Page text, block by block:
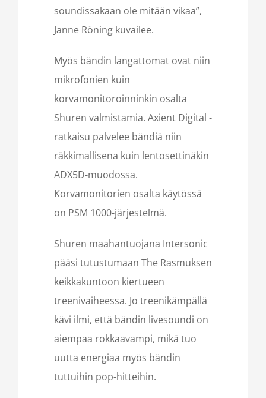
soundissakaan ole mitään vikaa”,
Janne Röning kuvailee.
Myös bändin langattomat ovat niin
mikrofonien kuin
korvamonitoroinninkin osalta
Shuren valmistamia. Axient Digital -
ratkaisu palvelee bändiä niin
räkkimallisena kuin lentosettinäkin
ADX5D-muodossa.
Korvamonitorien osalta käytössä
on PSM 1000-järjestelmä.
Shuren maahantuojana Intersonic
pääsi tutustumaan The Rasmuksen
keikkakuntoon kiertueen
treenivaiheessa. Jo treenikämpällä
kävi ilmi, että bändin livesoundi on
aiempaa rokkaavampi, mikä tuo
uutta energiaa myös bändin
tuttuihin pop-hitteihin.